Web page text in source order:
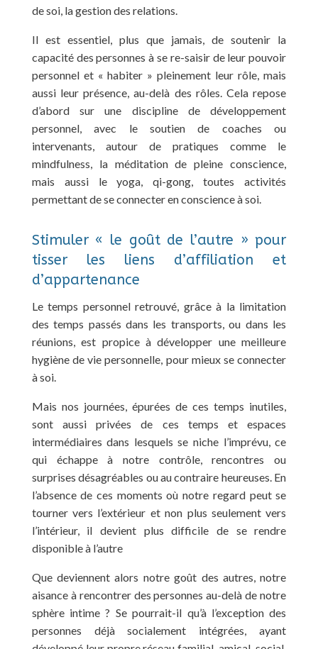
de soi, la gestion des relations.
Il est essentiel, plus que jamais, de soutenir la
capacité des personnes à se re-saisir de leur pouvoir
personnel et « habiter » pleinement leur rôle, mais
aussi leur présence, au-delà des rôles. Cela repose
d’abord sur une discipline de développement
personnel, avec le soutien de coaches ou
intervenants, autour de pratiques comme le
mindfulness, la méditation de pleine conscience,
mais aussi le yoga, qi-gong, toutes activités
permettant de se connecter en conscience à soi.
Stimuler « le goût de l’autre » pour
tisser les liens d’affiliation et
d’appartenance
Le temps personnel retrouvé, grâce à la limitation
des temps passés dans les transports, ou dans les
réunions, est propice à développer une meilleure
hygiène de vie personnelle, pour mieux se connecter
à soi.
Mais nos journées, épurées de ces temps inutiles,
sont aussi privées de ces temps et espaces
intermédiaires dans lesquels se niche l’imprévu, ce
qui échappe à notre contrôle, rencontres ou
surprises désagréables ou au contraire heureuses. En
l’absence de ces moments où notre regard peut se
tourner vers l’extérieur et non plus seulement vers
l’intérieur, il devient plus difficile de se rendre
disponible à l’autre
Que deviennent alors notre goût des autres, notre
aisance à rencontrer des personnes au-delà de notre
sphère intime ? Se pourrait-il qu’à l’exception des
personnes déjà socialement intégrées, ayant